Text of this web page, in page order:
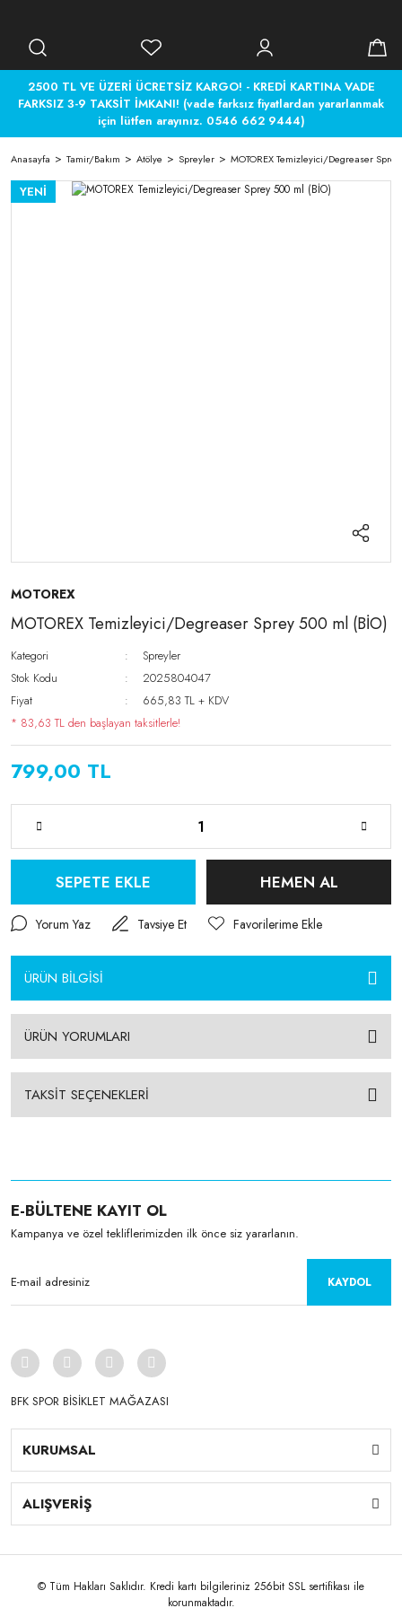
2500 TL VE ÜZERİ ÜCRETSİZ KARGO! - KREDİ KARTINA VADE
FARKSIZ 3-9 TAKSİT İMKANI! (vade farksız fiyatlardan yararlanmak
için lütfen arayınız. 0546 662 9444)
Anasayfa Tamir/Bakım Atölye Spreyler MOTOREX Temizleyici/Degreaser
YENİ
MOTOREX
MOTOREX Temizleyici/Degreaser Sprey 500 ml (BİO)
Kategori
Spreyler
Stok Kodu
2025804047
Fiyat
665,83 TL + KDV
* 83,63 TL den başlayan taksitlerle!
799,00 TL
SEPETE EKLE HEMEN AL
Yorum Yaz Tavsiye Et
ÜRÜN BİLGİSİ
ÜRÜN YORUMLARI
TAKSİT SEÇENEKLERİ
E-BÜLTENE KAYIT OL
Kampanya ve özel tekliflerimizden ilk önce siz yararlanın.
KAYDOL
BFK SPOR BİSİKLET MAĞAZASI
KURUMSAL
ALIŞVERİŞ
© Tüm Hakları Saklıdır. Kredi kartı bilgileriniz 256bit SSL sertifikası ile
korunmaktadır.